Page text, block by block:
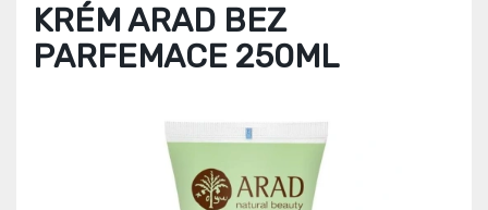
KRÉM ARAD BEZ
PARFEMACE 250ML